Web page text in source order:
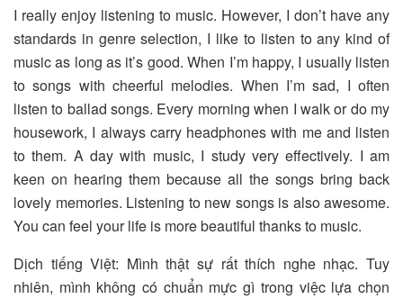
I really enjoy listening to music. However, I don’t have any
standards in genre selection, I like to listen to any kind of
music as long as it’s good. When I’m happy, I usually listen
to songs with cheerful melodies. When I’m sad, I often
listen to ballad songs. Every morning when I walk or do my
housework, I always carry headphones with me and listen
to them. A day with music, I study very effectively. I am
keen on hearing them because all the songs bring back
lovely memories. Listening to new songs is also awesome.
You can feel your life is more beautiful thanks to music.
Dịch tiếng Việt: Mình thật sự rất thích nghe nhạc. Tuy
nhiên, mình không có chuẩn mực gì trong việc lựa chọn